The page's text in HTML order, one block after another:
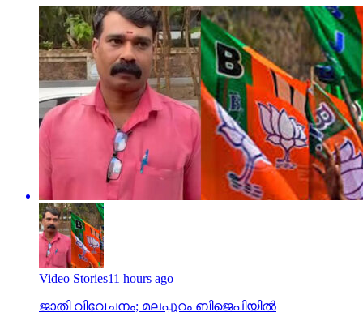
Video Stories11 hours ago
ജാതി വിവേചനം; മലപ്പുറം ബിജെപിയില്‍